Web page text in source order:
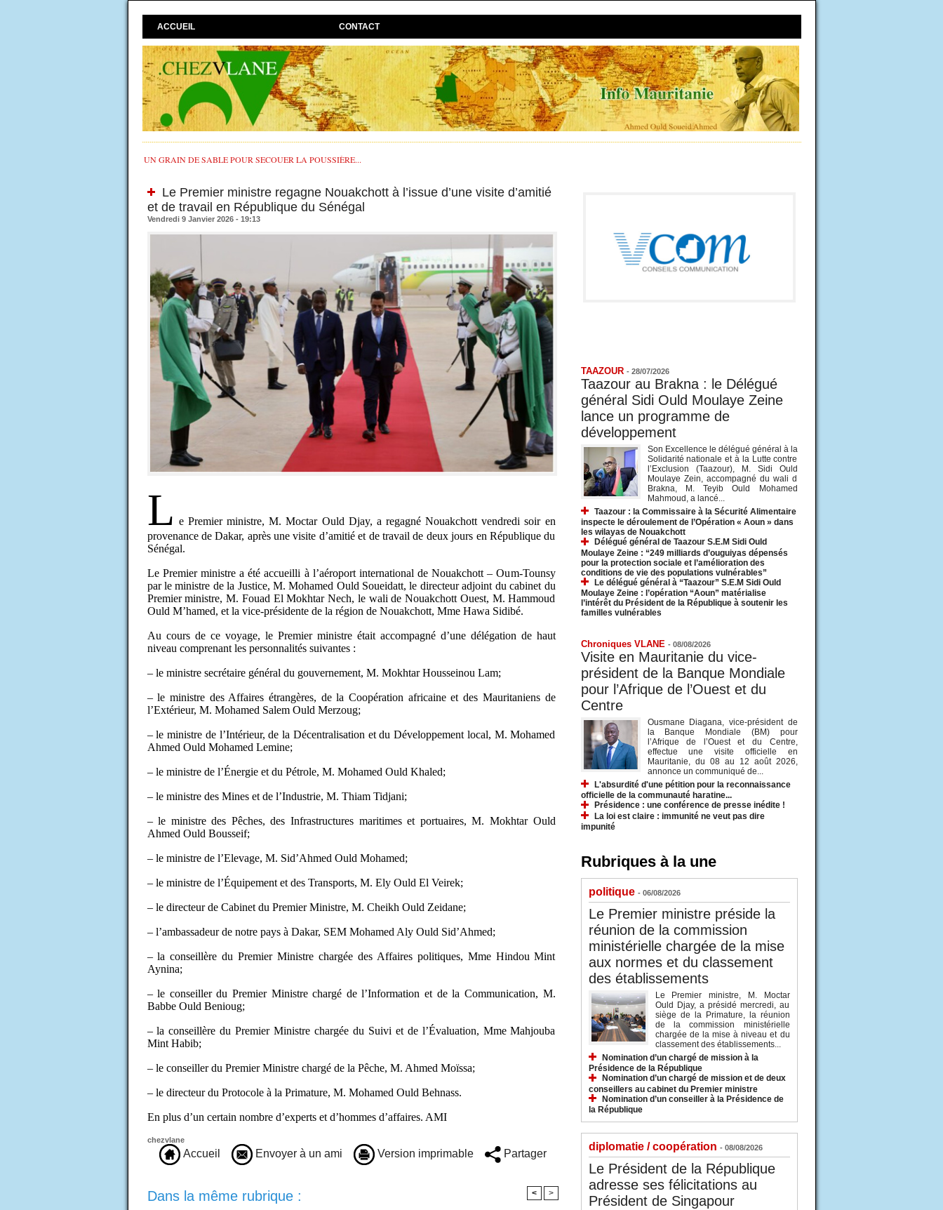
ACCUEIL CONTACT
UN GRAIN DE SABLE POUR SECOUER LA POUSSIÈRE...
Le Premier ministre regagne Nouakchott à l’issue d’une visite d’amitié
et de travail en République du Sénégal
Vendredi 9 Janvier 2026 - 19:13
L e Premier ministre, M. Moctar Ould Djay, a regagné Nouakchott vendredi soir en
provenance de Dakar, après une visite d’amitié et de travail de deux jours en République du
Sénégal.
Le Premier ministre a été accueilli à l’aéroport international de Nouakchott – Oum-Tounsy
par le ministre de la Justice, M. Mohamed Ould Soueidatt, le directeur adjoint du cabinet du
Premier ministre, M. Fouad El Mokhtar Nech, le wali de Nouakchott Ouest, M. Hammoud
Ould M’hamed, et la vice-présidente de la région de Nouakchott, Mme Hawa Sidibé.
Au cours de ce voyage, le Premier ministre était accompagné d’une délégation de haut
niveau comprenant les personnalités suivantes :
– le ministre secrétaire général du gouvernement, M. Mokhtar Housseinou Lam;
– le ministre des Affaires étrangères, de la Coopération africaine et des Mauritaniens de
l’Extérieur, M. Mohamed Salem Ould Merzoug;
– le ministre de l’Intérieur, de la Décentralisation et du Développement local, M. Mohamed
Ahmed Ould Mohamed Lemine;
– le ministre de l’Énergie et du Pétrole, M. Mohamed Ould Khaled;
– le ministre des Mines et de l’Industrie, M. Thiam Tidjani;
– le ministre des Pêches, des Infrastructures maritimes et portuaires, M. Mokhtar Ould
Ahmed Ould Bousseif;
– le ministre de l’Elevage, M. Sid’Ahmed Ould Mohamed;
– le ministre de l’Équipement et des Transports, M. Ely Ould El Veirek;
– le directeur de Cabinet du Premier Ministre, M. Cheikh Ould Zeidane;
– l’ambassadeur de notre pays à Dakar, SEM Mohamed Aly Ould Sid’Ahmed;
– la conseillère du Premier Ministre chargée des Affaires politiques, Mme Hindou Mint
Aynina;
– le conseiller du Premier Ministre chargé de l’Information et de la Communication, M.
Babbe Ould Benioug;
– la conseillère du Premier Ministre chargée du Suivi et de l’Évaluation, Mme Mahjouba
Mint Habib;
– le conseiller du Premier Ministre chargé de la Pêche, M. Ahmed Moïssa;
– le directeur du Protocole à la Primature, M. Mohamed Ould Behnass.
En plus d’un certain nombre d’experts et d’hommes d’affaires. AMI
chezvlane
Accueil Envoyer à un ami Version imprimable Partager
Dans la même rubrique : < >
TAAZOUR - 28/07/2026
Taazour au Brakna : le Délégué
général Sidi Ould Moulaye Zeine
lance un programme de
développement
Son Excellence le délégué général à la
Solidarité nationale et à la Lutte contre
l’Exclusion (Taazour), M. Sidi Ould
Moulaye Zein, accompagné du wali d
Brakna, M. Teyib Ould Mohamed
Mahmoud, a lancé...
Taazour : la Commissaire à la Sécurité Alimentaire
inspecte le déroulement de l’Opération « Aoun » dans
les wilayas de Nouakchott
Délégué général de Taazour S.E.M Sidi Ould
Moulaye Zeine : “249 milliards d’ouguiyas dépensés
pour la protection sociale et l’amélioration des
conditions de vie des populations vulnérables”
Le délégué général à “Taazour” S.E.M Sidi Ould
Moulaye Zeine : l’opération “Aoun” matérialise
l’intérêt du Président de la République à soutenir les
familles vulnérables
Chroniques VLANE - 08/08/2026
Visite en Mauritanie du vice-
président de la Banque Mondiale
pour l’Afrique de l’Ouest et du
Centre
Ousmane Diagana, vice-président de
la Banque Mondiale (BM) pour
l’Afrique de l’Ouest et du Centre,
effectue une visite officielle en
Mauritanie, du 08 au 12 août 2026,
annonce un communiqué de...
L'absurdité d'une pétition pour la reconnaissance
officielle de la communauté haratine...
Présidence : une conférence de presse inédite !
La loi est claire : immunité ne veut pas dire
impunité
Rubriques à la une
politique - 06/08/2026
Le Premier ministre préside la
réunion de la commission
ministérielle chargée de la mise
aux normes et du classement
des établissements
Le Premier ministre, M. Moctar
Ould Djay, a présidé mercredi, au
siège de la Primature, la réunion
de la commission ministérielle
chargée de la mise à niveau et du
classement des établissements...
Nomination d’un chargé de mission à la
Présidence de la République
Nomination d’un chargé de mission et de deux
conseillers au cabinet du Premier ministre
Nomination d’un conseiller à la Présidence de
la République
diplomatie / coopération - 08/08/2026
Le Président de la République
adresse ses félicitations au
Président de Singapour